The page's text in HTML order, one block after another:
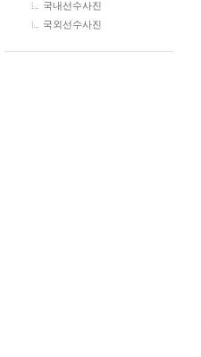
국내선수사진
국외선수사진